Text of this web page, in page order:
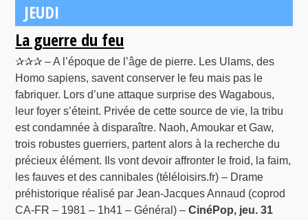
JEUDI
La guerre du feu
✰✰✰ – A l’époque de l’âge de pierre. Les Ulams, des
Homo sapiens, savent conserver le feu mais pas le
fabriquer. Lors d’une attaque surprise des Wagabous,
leur foyer s’éteint. Privée de cette source de vie, la tribu
est condamnée à disparaître. Naoh, Amoukar et Gaw,
trois robustes guerriers, partent alors à la recherche du
précieux élément. Ils vont devoir affronter le froid, la faim,
les fauves et des cannibales (téléloisirs.fr) – Drame
préhistorique réalisé par Jean-Jacques Annaud (coprod
CA-FR – 1981 – 1h41 – Général) –CinéPop, jeu. 31